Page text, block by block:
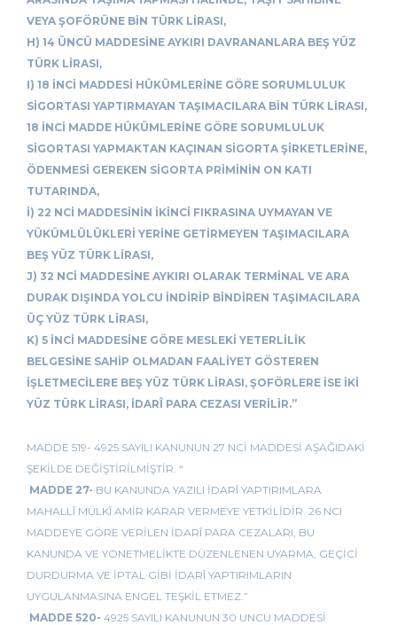
VEYA ŞOFÖRÜNE BİN TÜRK LİRASI,
H) 14 ÜNCÜ MADDESİNE AYKIRI DAVRANANLARA BEŞ YÜZ
TÜRK LİRASI,
I) 18 İNCİ MADDESİ HÜKÜMLERİNE GÖRE SORUMLULUK
SİGORTASI YAPTIRMAYAN TAŞIMACILARA BİN TÜRK LİRASI,
18 İNCİ MADDE HÜKÜMLERİNE GÖRE SORUMLULUK
SİGORTASI YAPMAKTAN KAÇINAN SİGORTA ŞİRKETLERİNE,
ÖDENMESİ GEREKEN SİGORTA PRİMİNİN ON KATI
TUTARINDA,
İ) 22 NCİ MADDESİNİN İKİNCİ FIKRASINA UYMAYAN VE
YÜKÜMLÜLÜKLERİ YERİNE GETİRMEYEN TAŞIMACILARA
BEŞ YÜZ TÜRK LİRASI,
J) 32 NCİ MADDESİNE AYKIRI OLARAK TERMİNAL VE ARA
DURAK DIŞINDA YOLCU İNDİRİP BİNDİREN TAŞIMACILARA
ÜÇ YÜZ TÜRK LİRASI,
K) 5 İNCİ MADDESİNE GÖRE MESLEKİ YETERLİLİK
BELGESİNE SAHİP OLMADAN FAALİYET GÖSTEREN
İŞLETMECİLERE BEŞ YÜZ TÜRK LİRASI, ŞOFÖRLERE İSE İKİ
YÜZ TÜRK LİRASI, İDARÎ PARA CEZASI VERİLİR.”
MADDE 519- 4925 SAYILI KANUNUN 27 NCİ MADDESİ AŞAĞIDAKİ
ŞEKİLDE DEĞİŞTİRİLMİŞTİR. “
MADDE 27- BU KANUNDA YAZILI İDARÎ YAPTIRIMLARA
MAHALLÎ MÜLKÎ AMİR KARAR VERMEYE YETKİLİDİR. 26 NCI
MADDEYE GÖRE VERİLEN İDARÎ PARA CEZALARI, BU
KANUNDA VE YÖNETMELİKTE DÜZENLENEN UYARMA, GEÇİCİ
DURDURMA VE İPTAL GİBİ İDARÎ YAPTIRIMLARIN
UYGULANMASINA ENGEL TEŞKİL ETMEZ.”
MADDE 520- 4925 SAYILI KANUNUN 30 UNCU MADDESİ